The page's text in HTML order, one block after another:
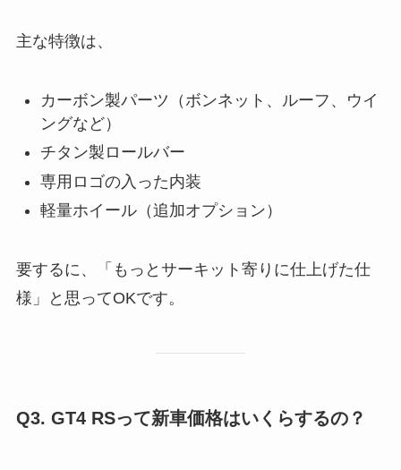
主な特徴は、
カーボン製パーツ（ボンネット、ルーフ、ウイ
ングなど）
チタン製ロールバー
専用ロゴの入った内装
軽量ホイール（追加オプション）
要するに、「もっとサーキット寄りに仕上げた仕
様」と思ってOKです。
Q3. GT4 RSって新車価格はいくらするの？